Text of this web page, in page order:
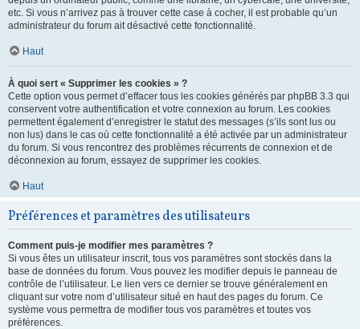
etc. Si vous n’arrivez pas à trouver cette case à cocher, il est probable qu’un
administrateur du forum ait désactivé cette fonctionnalité.
Haut
À quoi sert « Supprimer les cookies » ?
Cette option vous permet d’effacer tous les cookies générés par phpBB 3.3 qui
conservent votre authentification et votre connexion au forum. Les cookies
permettent également d’enregistrer le statut des messages (s’ils sont lus ou
non lus) dans le cas où cette fonctionnalité a été activée par un administrateur
du forum. Si vous rencontrez des problèmes récurrents de connexion et de
déconnexion au forum, essayez de supprimer les cookies.
Haut
Préférences et paramètres des utilisateurs
Comment puis-je modifier mes paramètres ?
Si vous êtes un utilisateur inscrit, tous vos paramètres sont stockés dans la
base de données du forum. Vous pouvez les modifier depuis le panneau de
contrôle de l’utilisateur. Le lien vers ce dernier se trouve généralement en
cliquant sur votre nom d’utilisateur situé en haut des pages du forum. Ce
système vous permettra de modifier tous vos paramètres et toutes vos
préférences.